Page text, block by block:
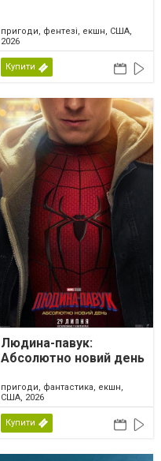
пригоди, фентезі, екшн, США,
2026
Купити
Людина-павук:
Абсолютно новий день
пригоди, фантастика, екшн,
США, 2026
Купити